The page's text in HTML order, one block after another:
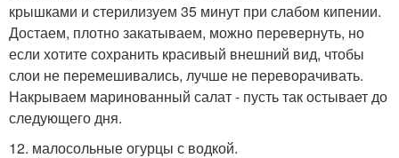
крышками и стерилизуем 35 минут при слабом кипении.
Достаем, плотно закатываем, можно перевернуть, но
если хотите сохранить красивый внешний вид, чтобы
слои не перемешивались, лучше не переворачивать.
Накрываем маринованный салат - пусть так остывает до
следующего дня.
12. малосольные огурцы с водкой.